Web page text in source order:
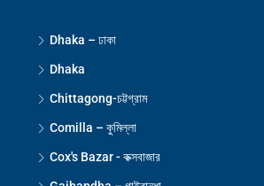
Dhaka – ঢাকা
Dhaka
Chittagong-চট্টগ্রাম
Comilla – কুমিল্লা
Cox's Bazar - কক্সবাজার